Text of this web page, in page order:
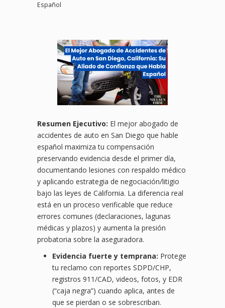
Español
Resumen Ejecutivo: El mejor abogado de
accidentes de auto en San Diego que hable
español maximiza tu compensación
preservando evidencia desde el primer día,
documentando lesiones con respaldo médico
y aplicando estrategia de negociación/litigio
bajo las leyes de California. La diferencia real
está en un proceso verificable que reduce
errores comunes (declaraciones, lagunas
médicas y plazos) y aumenta la presión
probatoria sobre la aseguradora.
Evidencia fuerte y temprana: Protege
tu reclamo con reportes SDPD/CHP,
registros 911/CAD, videos, fotos, y EDR
(“caja negra”) cuando aplica, antes de
que se pierdan o se sobrescriban.